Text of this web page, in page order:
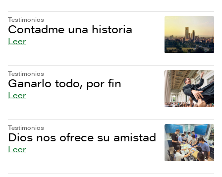
Testimonios
Contadme una historia
Leer
Testimonios
Ganarlo todo, por fin
Leer
Testimonios
Dios nos ofrece su amistad
Leer